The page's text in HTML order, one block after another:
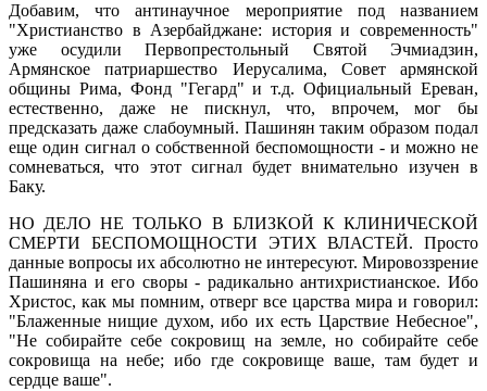
Добавим, что антинаучное мероприятие под названием
"Христианство в Азербайджане: история и современность"
уже осудили Первопрестольный Святой Эчмиадзин,
Армянское патриаршество Иерусалима, Совет армянской
общины Рима, Фонд "Гегард" и т.д. Официальный Ереван,
естественно, даже не пискнул, что, впрочем, мог бы
предсказать даже слабоумный. Пашинян таким образом подал
еще один сигнал о собственной беспомощности - и можно не
сомневаться, что этот сигнал будет внимательно изучен в
Баку.
НО ДЕЛО НЕ ТОЛЬКО В БЛИЗКОЙ К КЛИНИЧЕСКОЙ
СМЕРТИ БЕСПОМОЩНОСТИ ЭТИХ ВЛАСТЕЙ. Просто
данные вопросы их абсолютно не интересуют. Мировоззрение
Пашиняна и его своры - радикально антихристианское. Ибо
Христос, как мы помним, отверг все царства мира и говорил:
"Блаженные нищие духом, ибо их есть Царствие Небесное",
"Не собирайте себе сокровищ на земле, но собирайте себе
сокровища на небе; ибо где сокровище ваше, там будет и
сердце ваше".